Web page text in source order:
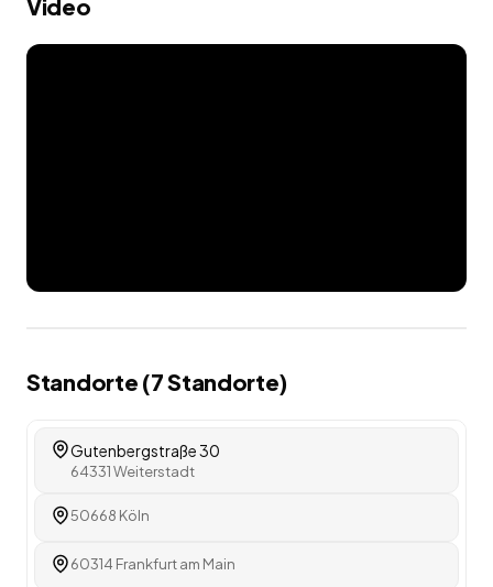
Video
Standorte (7Standorte)
Gutenbergstraße 30
64331 Weiterstadt
50668 Köln
60314 Frankfurt am Main